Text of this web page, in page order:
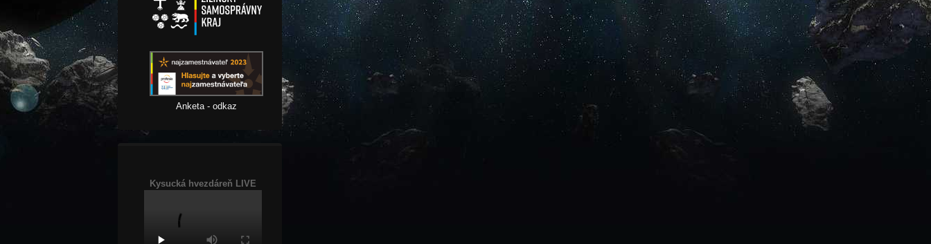
Anketa - odkaz
Kysucká hvezdáreň LIVE